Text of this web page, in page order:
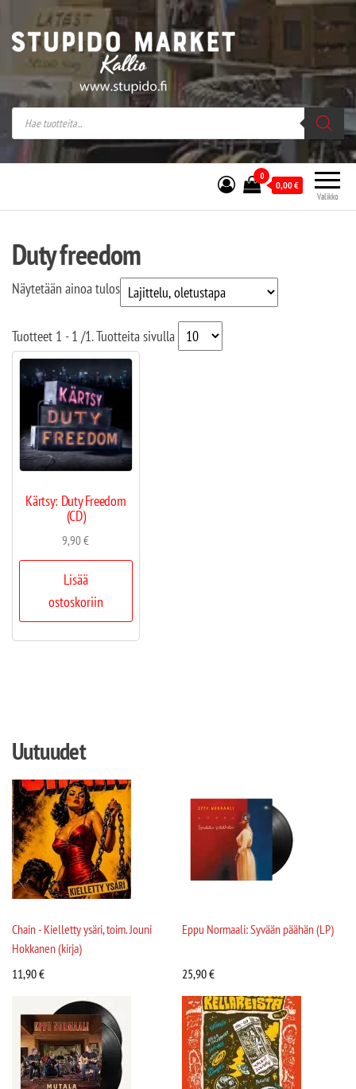
Stupido Market – verkossa ja kivijalassa
Stupido Market on vaihtoehtomusaan
erikoistunut verkko- sekä
kivijalkakauppa Helsingissä Kallion
sydämessä.
Valikko
0
0,00€
Duty freedom
Näytetään ainoa tulos
Tuotteet 1 - 1 /1. Tuotteita sivulla
Kärtsy: Duty Freedom
(CD)
9,90€
Lisää
ostoskoriin
Uutuudet
Chain - Kielletty ysäri, toim. Jouni
Hokkanen (kirja)
11,90€
Eppu Normaali: Syvään päähän (LP)
25,90€